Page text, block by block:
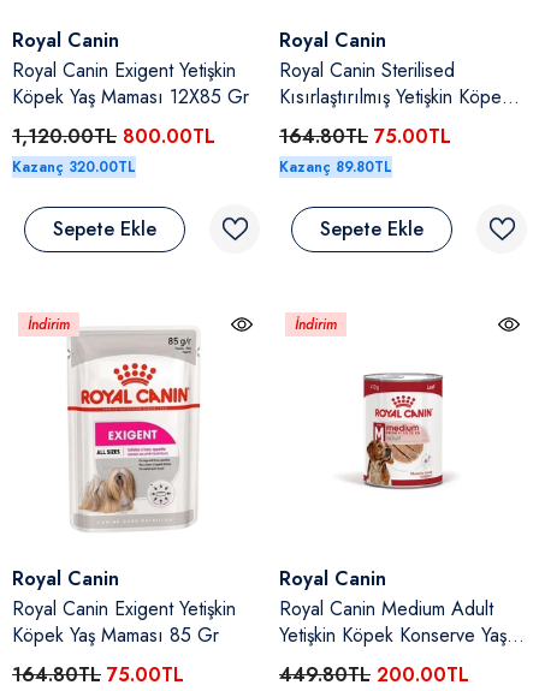
Satıcı:
Royal Canin
Royal Canin Exigent Yetişkin
Köpek Yaş Maması 12X85 Gr
1,120.00TL 800.00TL
Kazanç 320.00TL
Sepete Ekle
Satıcı:
Royal Canin
Royal Canin Sterilised
Kısırlaştırılmış Yetişkin Köpek
Yaş Maması 85 Gr
164.80TL 75.00TL
Kazanç 89.80TL
Sepete Ekle
İndirim
Satıcı:
Royal Canin
Royal Canin Exigent Yetişkin
Köpek Yaş Maması 85 Gr
164.80TL 75.00TL
İndirim
Satıcı:
Royal Canin
Royal Canin Medium Adult
Yetişkin Köpek Konserve Yaş
Maması 410 Gr
449.80TL 200.00TL